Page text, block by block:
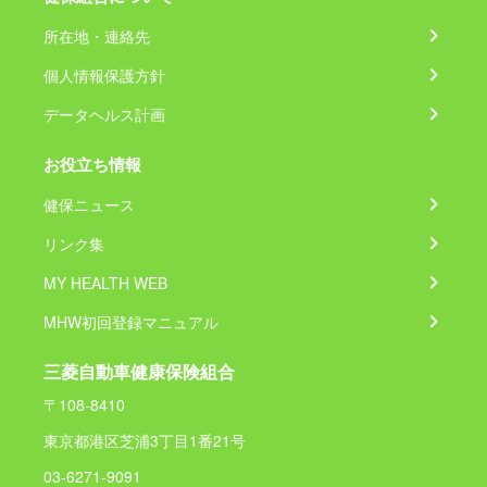
所在地・連絡先
個人情報保護方針
データヘルス計画
お役立ち情報
健保ニュース
リンク集
MY HEALTH WEB
MHW初回登録マニュアル
三菱自動車健康保険組合
〒108-8410
東京都港区芝浦3丁目1番21号
03-6271-9091